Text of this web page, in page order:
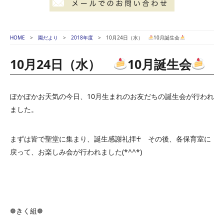
HOME 園だより 2018年度 10月24日（水） 10月誕生会
10月24日（水） 10月誕生会
ぽかぽかお天気の今日、10月生まれのお友だちの誕生会が行われ
ました。
まずは皆で聖堂に集まり、誕生感謝礼拝♰ その後、各保育室に
戻って、お楽しみ会が行われました(*^^*)
❁きく組❁